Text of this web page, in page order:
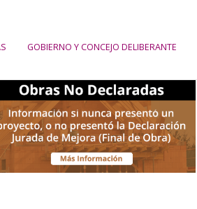
GOBIERNO Y CONCEJO DELIBERANTE